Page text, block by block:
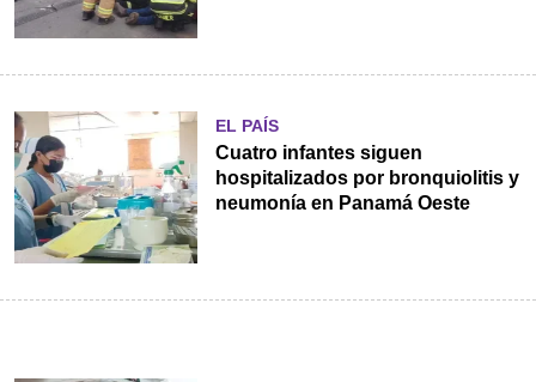
EL PAÍS
Cuatro infantes siguen
hospitalizados por bronquiolitis y
neumonía en Panamá Oeste